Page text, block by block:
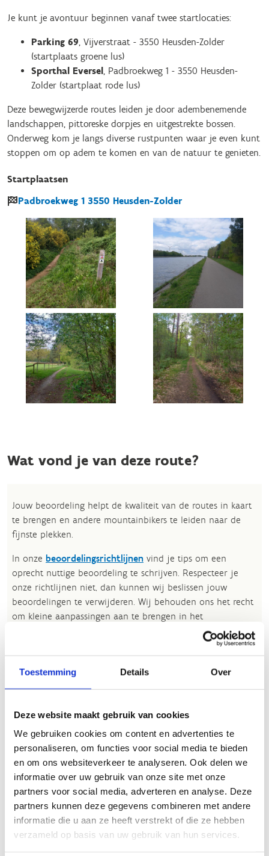
Toestemming Details Over
Deze website maakt gebruik van cookies
We gebruiken cookies om content en advertenties te
personaliseren, om functies voor social media te bieden
en om ons websiteverkeer te analyseren. Ook delen we
informatie over uw gebruik van onze site met onze
partners voor social media, adverteren en analyse. Deze
partners kunnen deze gegevens combineren met andere
informatie die u aan ze heeft verstrekt of die ze hebben
verzameld op basis van uw gebruik van hun services.
Je kunt je avontuur beginnen vanaf twee startlocaties:
Parking 69, Vijverstraat - 3550 Heusden-Zolder
(startplaats groene lus)
Sporthal Eversel, Padbroekweg 1 - 3550 Heusden-
Zolder (startplaat rode lus)
Deze bewegwijzerde routes leiden je door adembenemende
landschappen, pittoreske dorpjes en uitgestrekte bossen.
Onderweg kom je langs diverse rustpunten waar je even kunt
stoppen om op adem te komen en van de natuur te genieten.
Startplaatsen
Padbroekweg 1 3550 Heusden-Zolder
Wat vond je van deze route?
Jouw beoordeling helpt de kwaliteit van de routes in kaart
te brengen en andere mountainbikers te leiden naar de
fijnste plekken.
In onze beoordelingsrichtlijnen vind je tips om een
oprecht nuttige beoordeling te schrijven. Respecteer je
onze richtlijnen niet, dan kunnen wij beslissen jouw
beoordelingen te verwijderen. Wij behouden ons het recht
om kleine aanpassingen aan te brengen in het
tekstgedeelte van jouw evaluatie zonder de feitelijke
inhoud ervan te veranderen, bijvoorbeeld om taalfouten
en leesbaarheid te verbeteren.​
Wil je een probleem melden op een route? Ga dan naar
het Routemeldpunt.
Heb je een vraag, contacteer ons via
sportievevrijetijd@sport.vlaanderen.​
ALGEMENE BEOORDELING *